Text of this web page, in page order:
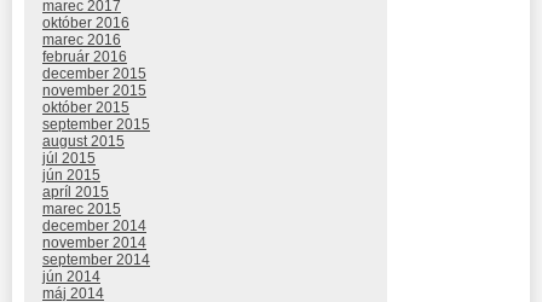
marec 2017
október 2016
marec 2016
február 2016
december 2015
november 2015
október 2015
september 2015
august 2015
júl 2015
jún 2015
apríl 2015
marec 2015
december 2014
november 2014
september 2014
jún 2014
máj 2014